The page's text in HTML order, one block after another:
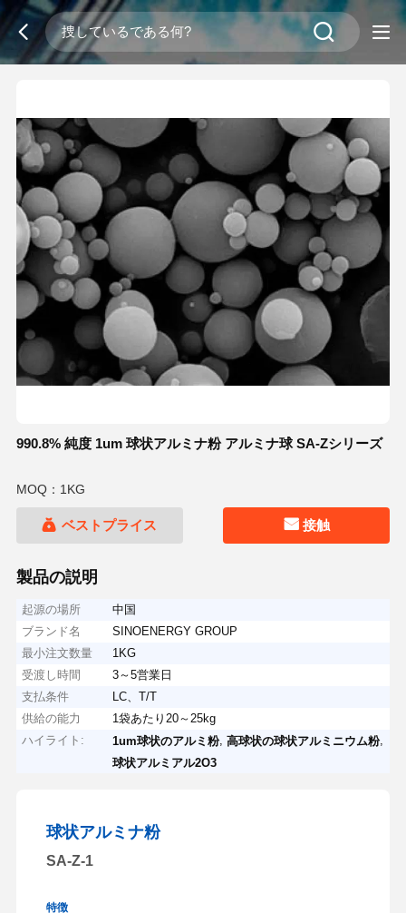
990.8% 純度 1um 球状アルミナ粉 アルミナ球 SA-Zシリーズ
MOQ：1KG
ベストプライス 接触
製品の説明
起源の場所
中国
ブランド名
SINOENERGY GROUP
最小注文数量
1KG
受渡し時間
3～5営業日
支払条件
LC、T/T
供給の能力
1袋あたり20～25kg
ハイライト:
1um球状のアルミ粉,高球状の球状アルミニウム粉,
球状アルミアル2O3
球状アルミナ粉
SA-Z-1
特徴